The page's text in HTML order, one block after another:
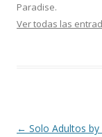
Paradise.
Ver todas las
Navegación
← Solo Adultos